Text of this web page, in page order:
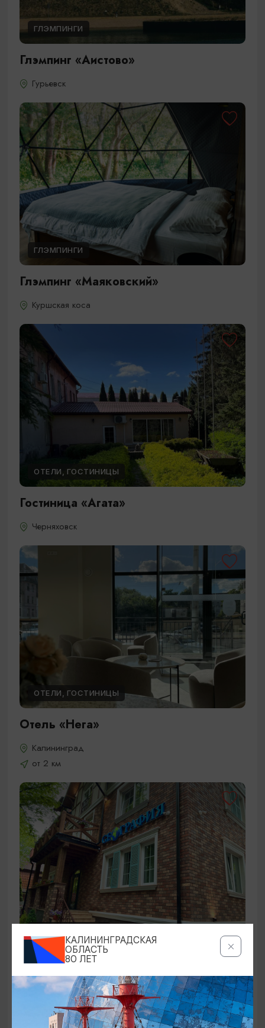
ГЛЭМПИНГИ
Глэмпинг «Аистово»
Гурьевск
ГЛЭМПИНГИ
Глэмпинг «Маяковский»
Куршская коса
ОТЕЛИ, ГОСТИНИЦЫ
Гостиница «Агата»
Черняховск
ОТЕЛИ, ГОСТИНИЦЫ
Отель «Нега»
Калининград
от 2 км
География
Светлогорск
КАЛИНИНГРАДСКАЯ
ОБЛАСТЬ
80 ЛЕТ